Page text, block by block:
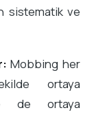
sistematik ve
Mobbing her
ortaya
de ortaya